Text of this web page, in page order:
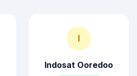
I
Indosat Ooredoo